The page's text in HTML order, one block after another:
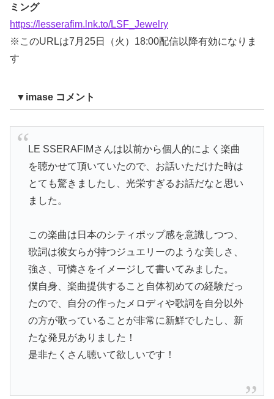
ミング
https://lesserafim.lnk.to/LSF_Jewelry
※このURLは7月25日（火）18:00配信以降有効になりま
す
▼imase コメント
LE SSERAFIMさんは以前から個人的によく楽曲
を聴かせて頂いていたので、お話いただけた時は
とても驚きましたし、光栄すぎるお話だなと思い
ました。
この楽曲は日本のシティポップ感を意識しつつ、
歌詞は彼女らが持つジュエリーのような美しさ、
強さ、可憐さをイメージして書いてみました。
僕自身、楽曲提供すること自体初めての経験だっ
たので、自分の作ったメロディや歌詞を自分以外
の方が歌っていることが非常に新鮮でしたし、新
たな発見がありました！
是非たくさん聴いて欲しいです！